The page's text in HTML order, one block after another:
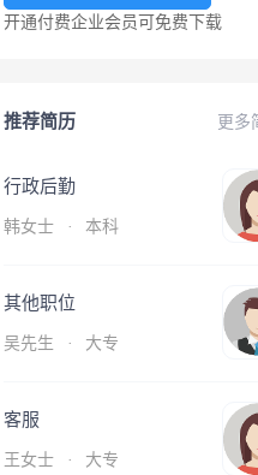
开通付费企业会员可免费下载
更多
推荐简历
行政后勤
韩女士 · 本科
其他职位
吴先生 · 大专
客服
王女士 · 大专